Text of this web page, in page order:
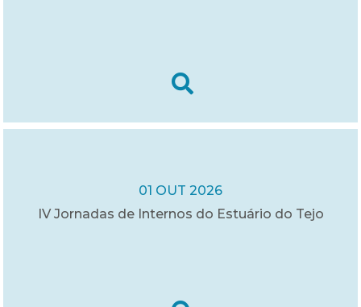
01 OUT 2026
IV Jornadas de Internos do Estuário do Tejo